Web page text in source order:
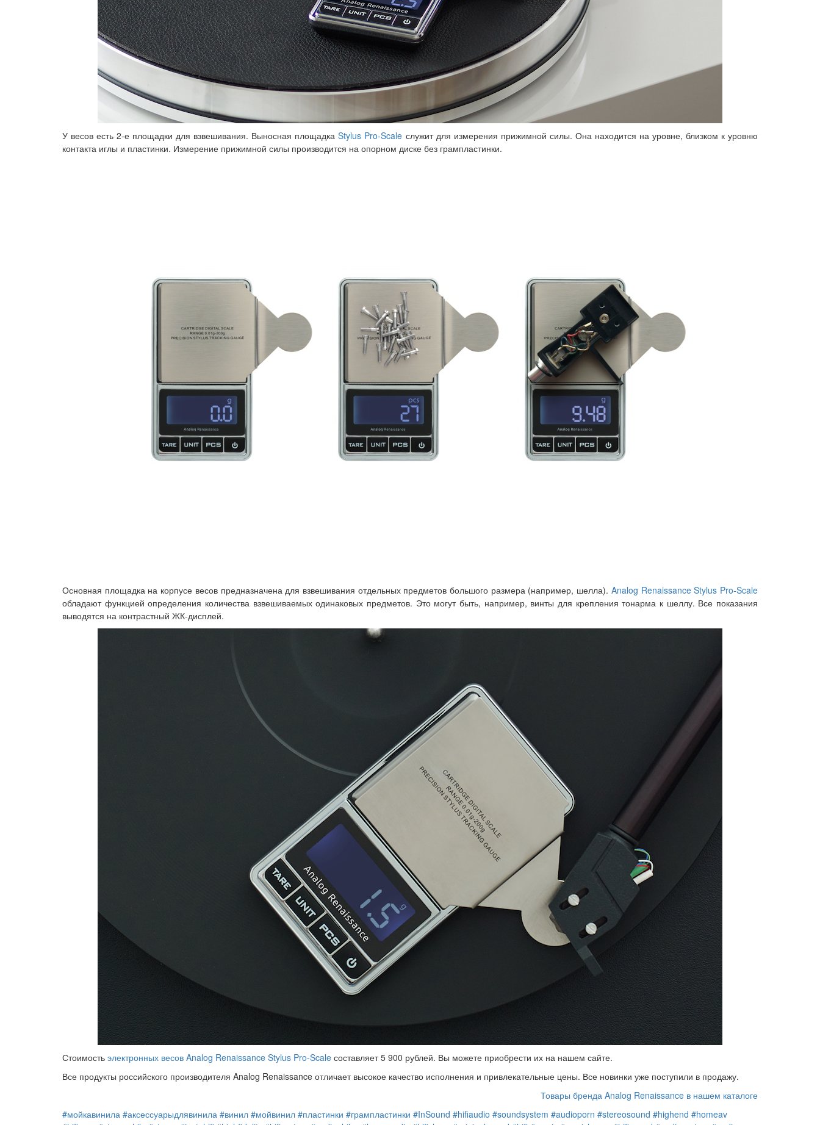
У весов есть 2-е площадки для взвешивания. Выносная площадкаStylus Pro-Scale служит для измерения прижимной силы. Она находится на уровне, близком к уровню
контакта иглы и пластинки. Измерение прижимной силы производится на опорном диске без грампластинки.
Основная площадка на корпусе весов предназначена для взвешивания отдельных предметов большого размера (например, шелла). Analog Renaissance Stylus Pro-Scale
обладают функцией определения количества взвешиваемых одинаковых предметов. Это могут быть, например, винты для крепления тонарма к шеллу. Все показания
выводятся на контрастный ЖК-дисплей.
Стоимость электронных весов Analog Renaissance Stylus Pro-Scale составляет 5 900 рублей. Вы можете приобрести их на нашем сайте.
Все продукты российского производителя Analog Renaissance отличает высокое качество исполнения и привлекательные цены. Все новинки уже поступили в продажу.
Товары бренда Analog Renaissance в нашем каталоге
#мойкавинила #аксессуарыдлявинила #винил #мойвинил #пластинки #грампластинки #InSound #hifiaudio #soundsystem #audioporn #stereosound #highend #homeav